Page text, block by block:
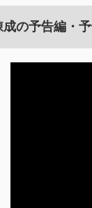
の予告編・